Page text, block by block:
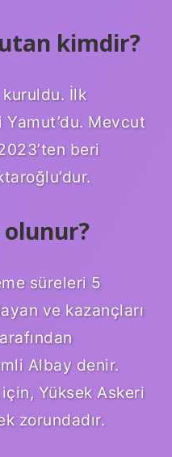
kimdir?
İlk
Yamut’du. Mevcut
beri
olunur?
süreleri 5
ve kazançları
Albay denir.
Yüksek Askeri
zorundadır.